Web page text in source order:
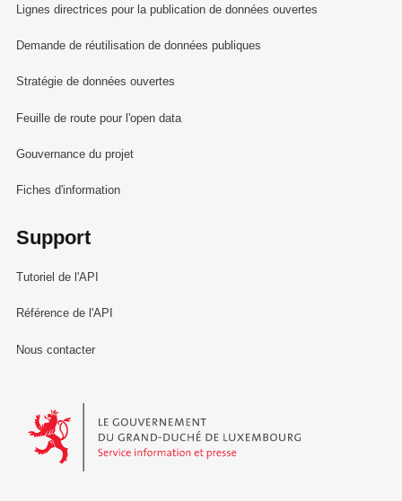
Lignes directrices pour la publication de données ouvertes
Demande de réutilisation de données publiques
Stratégie de données ouvertes
Feuille de route pour l'open data
Gouvernance du projet
Fiches d'information
Support
Tutoriel de l'API
Référence de l'API
Nous contacter
Le Gouvernement du Grand-Duché de Luxembourg - Service